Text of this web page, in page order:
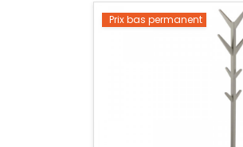
Prix bas permanent